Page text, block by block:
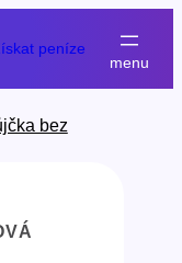
peníze
bez